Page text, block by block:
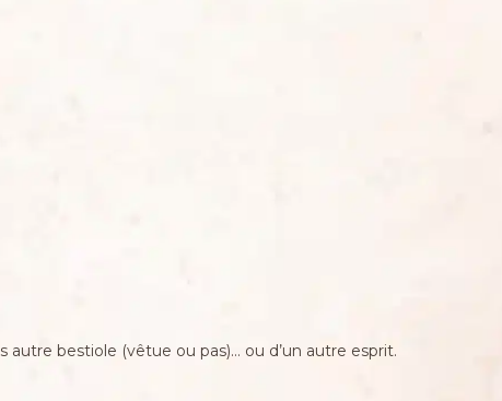
autre bestiole (vêtue ou pas)… ou d’un autre esprit.